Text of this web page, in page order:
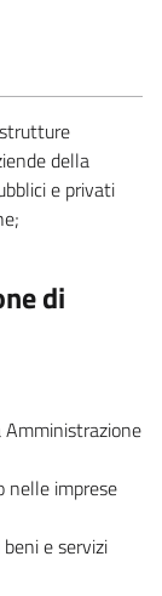
della
e privati
di
Amministrazione
nelle imprese
e servizi